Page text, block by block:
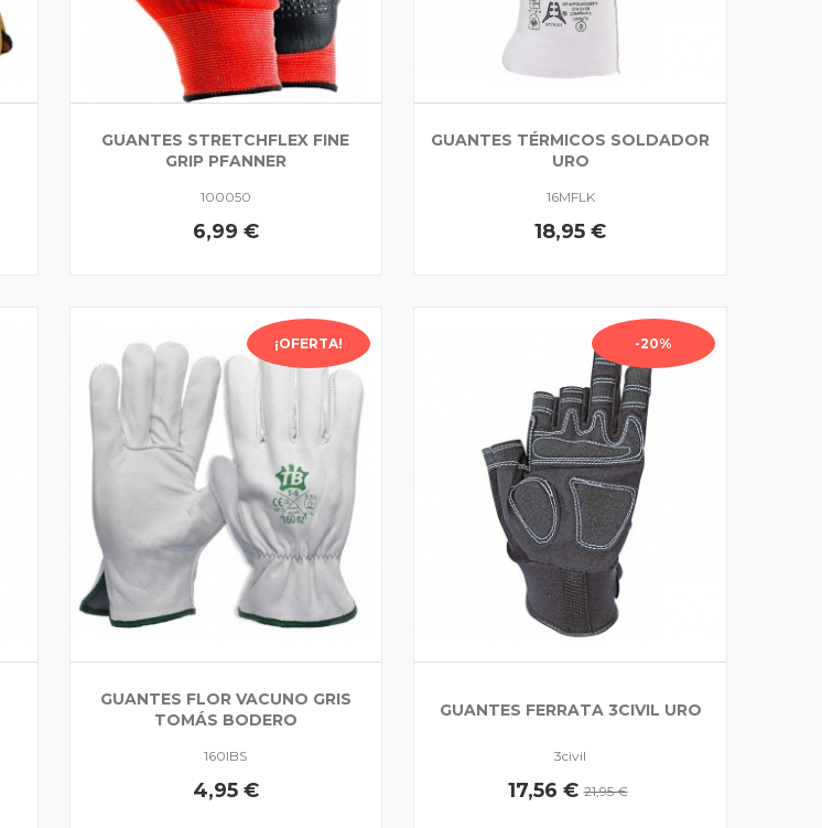
GUANTES STRETCHFLEX FINE
GRIP PFANNER
100050
6,99 €
GUANTES TÉRMICOS SOLDADOR
URO
16MFLK
18,95 €
¡OFERTA!
GUANTES FLOR VACUNO GRIS
TOMÁS BODERO
160IBS
4,95 €
-20%
GUANTES FERRATA 3CIVIL URO
3civil
17,56 €21,95 €